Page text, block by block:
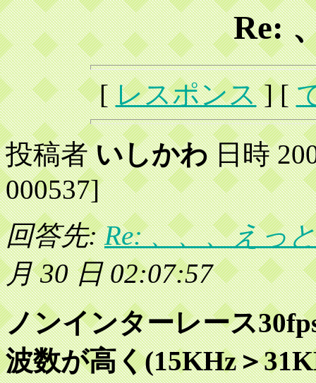
Re:
[レスポンス] [
投稿者いしかわ日時
000537]
回答先:Re: 、、、えっと
月 30 日 02:07:57
ノンインターレース
波数が高く(15KHz＞